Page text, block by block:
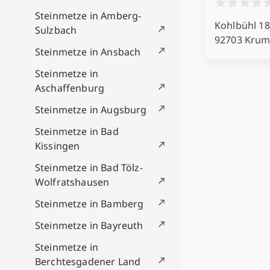
Steinmetze in Amberg-
Sulzbach
Steinmetze in Ansbach
Steinmetze in
Aschaffenburg
Steinmetze in Augsburg
Steinmetze in Bad
Kissingen
Steinmetze in Bad Tölz-
Wolfratshausen
Steinmetze in Bamberg
Steinmetze in Bayreuth
Steinmetze in
Berchtesgadener Land
Kohlbühl 18
92703